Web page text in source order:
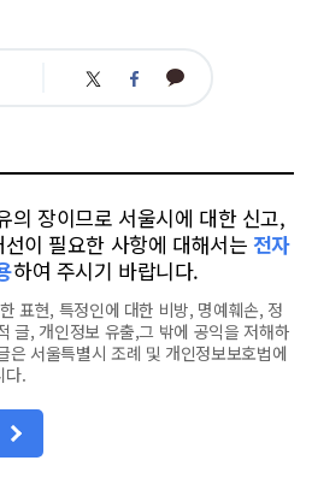
트 페 카
의 장이므로 서울시에 대한 신고,
이 필요한 사항에 대해서는 전자
하여 주시기 바랍니다.
표현, 특정인에 대한 비방, 명예훼손, 정
글, 개인정보 유출,그 밖에 공익을 저해하
은 서울특별시 조례 및 개인정보보호법에
다.